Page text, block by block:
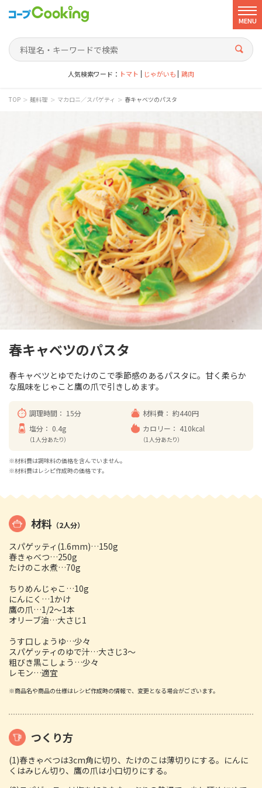
MENU
人気検索ワード： トマト じゃがいも 鶏肉
TOP > 麺料理 > マカロニ／スパゲティ > 春キャベツのパスタ
春キャベツのパスタ
春キャベツとゆでたけのこで季節感のあるパスタに。甘く柔らか
な風味をじゃこと鷹の爪で引きしめます。
調理時間： 15分 材料費： 約440円
塩分： 0.4g
（1人分あたり）
カロリー： 410kcal
（1人分あたり）
※材料費は調味料の価格を含んでいません。
※材料費はレシピ作成時の価格です。
材料 （2人分）
スパゲッティ(1.6mm)…150g
春きゃべつ…250g
たけのこ水煮…70g
ちりめんじゃこ…10g
にんにく…1かけ
鷹の爪…1/2～1本
オリーブ油…大さじ1
うす口しょうゆ…少々
スパゲッティのゆで汁…大さじ3～
粗びき黒こしょう…少々
レモン…適宜
※商品名や商品の仕様はレシピ作成時の情報で、変更となる場合がございます。
つくり方
(1)春きゃべつは3cm角に切り、たけのこは薄切りにする。にんに
くはみじん切り、鷹の爪は小口切りにする。